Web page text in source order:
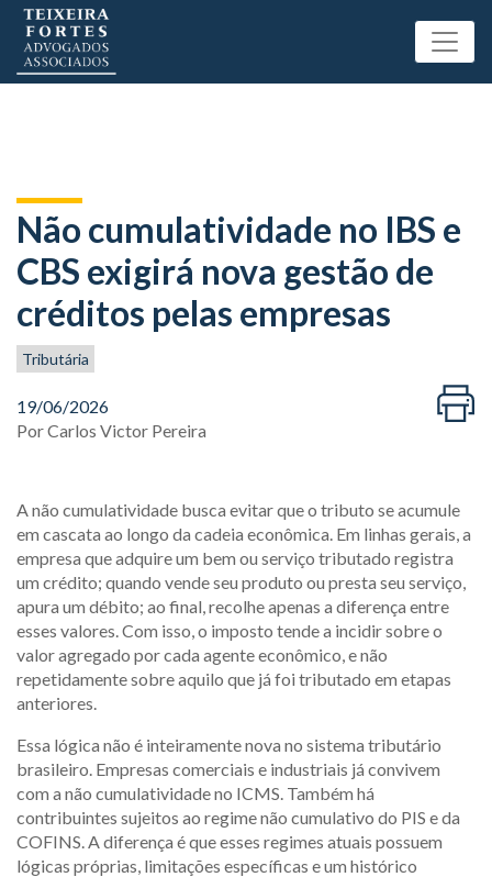
Não cumulatividade no IBS e
CBS exigirá nova gestão de
créditos pelas empresas
Tributária
19/06/2026
PorCarlos Victor Pereira
A não cumulatividade busca evitar que o tributo se acumule
em cascata ao longo da cadeia econômica. Em linhas gerais, a
empresa que adquire um bem ou serviço tributado registra
um crédito; quando vende seu produto ou presta seu serviço,
apura um débito; ao final, recolhe apenas a diferença entre
esses valores. Com isso, o imposto tende a incidir sobre o
valor agregado por cada agente econômico, e não
repetidamente sobre aquilo que já foi tributado em etapas
anteriores.
Essa lógica não é inteiramente nova no sistema tributário
brasileiro. Empresas comerciais e industriais já convivem
com a não cumulatividade no ICMS. Também há
contribuintes sujeitos ao regime não cumulativo do PIS e da
COFINS. A diferença é que esses regimes atuais possuem
lógicas próprias, limitações específicas e um histórico